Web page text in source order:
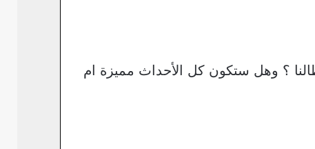
؟ وهل ستكون كل الأحداث مميزة ام